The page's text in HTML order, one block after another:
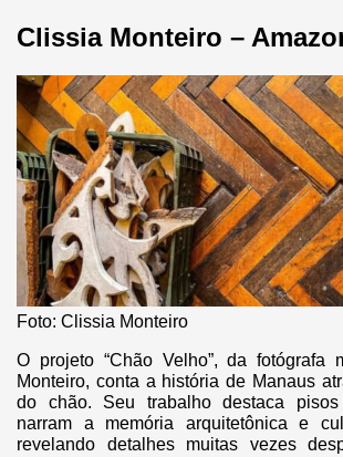
Clissia Monteiro –
Foto: Clissia Monteiro
O projeto “Chão Velho”, da fotógrafa
Monteiro, conta a história de Manaus
do chão. Seu trabalho destaca
narram a memória arquitetônica e
revelando detalhes muitas vezes